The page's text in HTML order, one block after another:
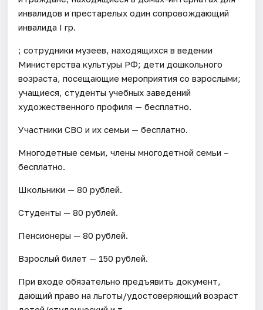
инвалидов и престарелых один сопровождающий
инвалида I гр.
; сотрудники музеев, находящихся в ведении
Министерства культуры РФ; дети дошкольного
возраста, посещающие мероприятия со взрослыми;
учащиеся, студенты учебных заведений
художественного профиля — бесплатно.
Участники СВО и их семьи — бесплатно.
Многодетные семьи, члены многодетной семьи –
бесплатно.
Школьники — 80 рублей.
Студенты — 80 рублей.
Пенсионеры — 80 рублей.
Взрослый билет — 150 рублей.
При входе обязательно предъявить документ,
дающий право на льготы/удостоверяющий возраст